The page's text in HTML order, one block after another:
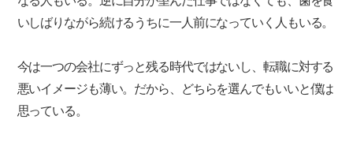
いしばりながら続けるうちに一人前になっていく人もいる。
今は一つの会社にずっと残る時代ではないし、転職に対する
悪いイメージも薄い。だから、どちらを選んでもいいと僕は
思っている。